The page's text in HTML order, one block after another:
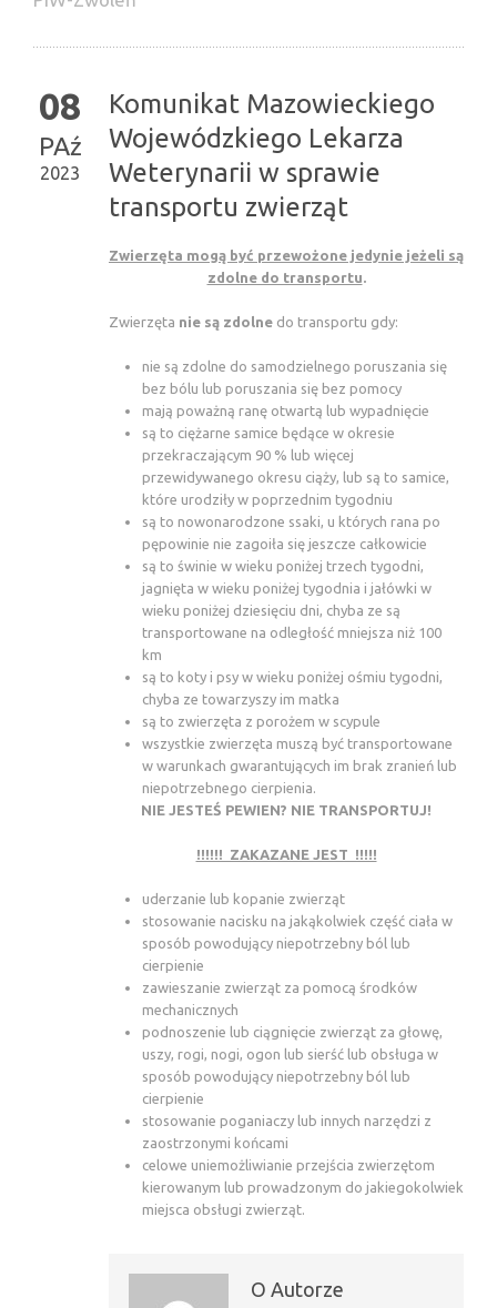
08
PAź
2023
Komunikat Mazowieckiego
Wojewódzkiego Lekarza
Weterynarii w sprawie
transportu zwierząt
Zwierzęta mogą być przewożone jedynie jeżeli są
zdolne do transportu
Zwierzęta nie są zdolne do transportu gdy:
nie są zdolne do samodzielnego poruszania się
bez bólu lub poruszania się bez pomocy
mają poważną ranę otwartą lub wypadnięcie
są to ciężarne samice będące w okresie
przekraczającym 90 % lub więcej
przewidywanego okresu ciąży, lub są to samice,
które urodziły w poprzednim tygodniu
są to nowonarodzone ssaki, u których rana po
pępowinie nie zagoiła się jeszcze całkowicie
są to świnie w wieku poniżej trzech tygodni,
jagnięta w wieku poniżej tygodnia i jałówki w
wieku poniżej dziesięciu dni, chyba ze są
transportowane na odległość mniejsza niż 100
km
są to koty i psy w wieku poniżej ośmiu tygodni,
chyba ze towarzyszy im matka
są to zwierzęta z porożem w scypule
wszystkie zwierzęta muszą być transportowane
w warunkach gwarantujących im brak zranień lub
niepotrzebnego cierpienia.
NIE JESTEŚ PEWIEN? NIE TRANSPORTUJ!
!!!!!! ZAKAZANE JEST !!!!!
uderzanie lub kopanie zwierząt
stosowanie nacisku na jakąkolwiek część ciała w
sposób powodujący niepotrzebny ból lub
cierpienie
zawieszanie zwierząt za pomocą środków
mechanicznych
podnoszenie lub ciągnięcie zwierząt za głowę,
uszy, rogi, nogi, ogon lub sierść lub obsługa w
sposób powodujący niepotrzebny ból lub
cierpienie
stosowanie poganiaczy lub innych narzędzi z
zaostrzonymi końcami
celowe uniemożliwianie przejścia zwierzętom
kierowanym lub prowadzonym do jakiegokolwiek
miejsca obsługi zwierząt.
O Autorze